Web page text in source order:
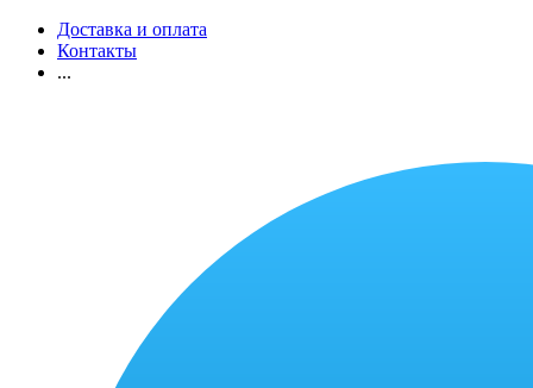
Доставка и оплата
Контакты
...